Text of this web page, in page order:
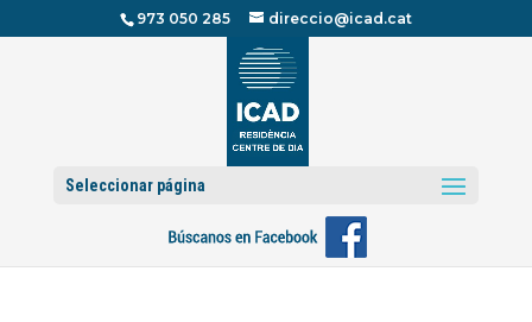
973 050 285 direccio@icad.cat
Seleccionar página